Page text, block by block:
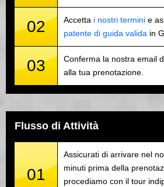
02 Accetta i nostri termini e
patente di guida valida in
03
Conferma la nostra email
alla tua prenotazione.
Flusso di Attività
01
Assicurati di arrivare nel
minuti prima della
procediamo con il tour